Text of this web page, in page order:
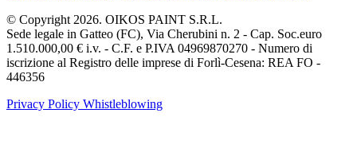
© Copyright 2026. OIKOS PAINT S.R.L.
Sede legale in Gatteo (FC), Via Cherubini n. 2 - Cap. Soc.euro
1.510.000,00 € i.v. - C.F. e P.IVA 04969870270 - Numero di
iscrizione al Registro delle imprese di Forlì-Cesena: REA FO -
446356
Privacy Policy Whistleblowing